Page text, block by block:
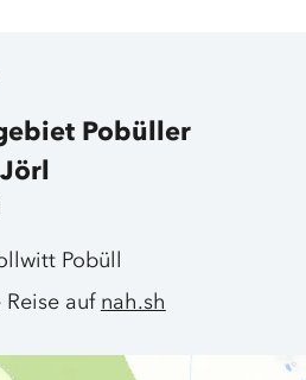
Pobüller
Pobüll
Reise auf nah.sh